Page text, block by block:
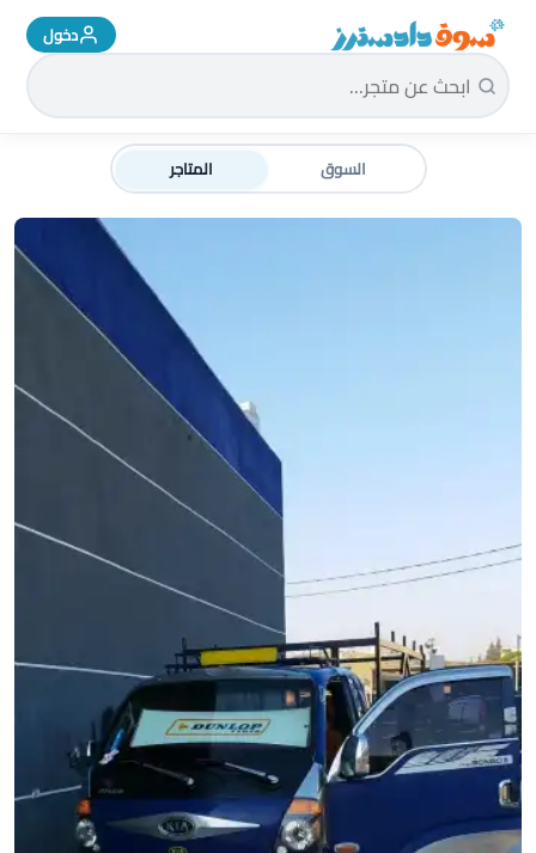
سوق دادسترز الرئيسية دخول
السوق المتاجر